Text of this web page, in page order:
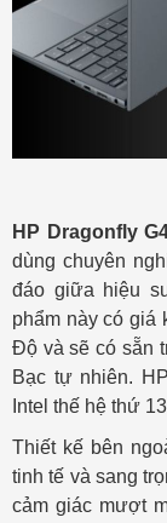
HP Dragonfly
dùng chuyên
đáo giữa hiệu
phẩm này có giá
Độ và sẽ có sẵn
Bạc tự nhiên.
Intel thế hệ thứ
Thiết kế bên
tinh tế và sang
cảm giác mượt